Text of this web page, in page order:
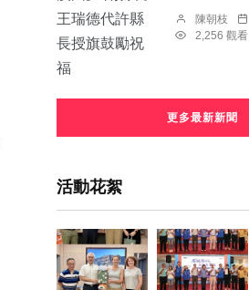
陳朝枝
2,256 觀看
更多最新新聞
活動花絮